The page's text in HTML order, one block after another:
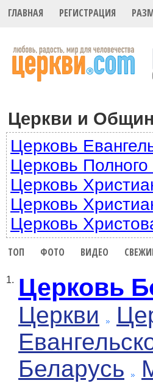
ГЛАВНАЯ РЕГИСТРАЦИЯ
Церкви и
Церковь
Церковь Полного
Церковь
Церковь
Церковь
ТОП ФОТО ВИДЕО
1. Церковь
Церкви
Беларусь